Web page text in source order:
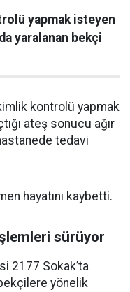
yapmak isteyen
yaralanan bekçi
kontrolü yapmak
ateş sonucu ağır
tedavi
hayatını kaybetti.
sürüyor
2177 Sokak’ta
yönelik